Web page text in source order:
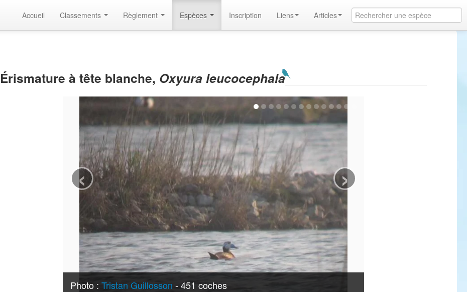
Accueil Classements Règlement Espèces Inscription Liens Articles
Érismature à tête blanche, Oxyura leucocephala
Photo :Tristan Guillosson - 451 coches
‹ ›